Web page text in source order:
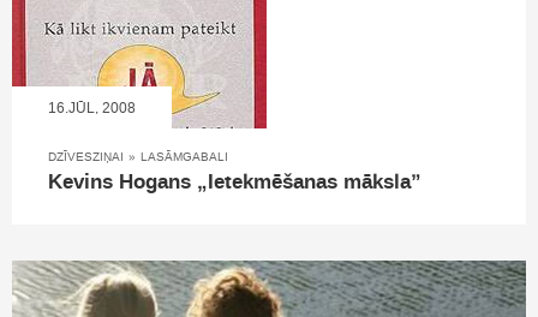
16.JŪL, 2008
DZĪVESZIŅAI » LASĀMGABALI
Kevins Hogans „Ietekmēšanas māksla”